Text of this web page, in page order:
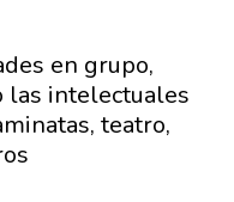
en grupo,
las intelectuales
teatro,